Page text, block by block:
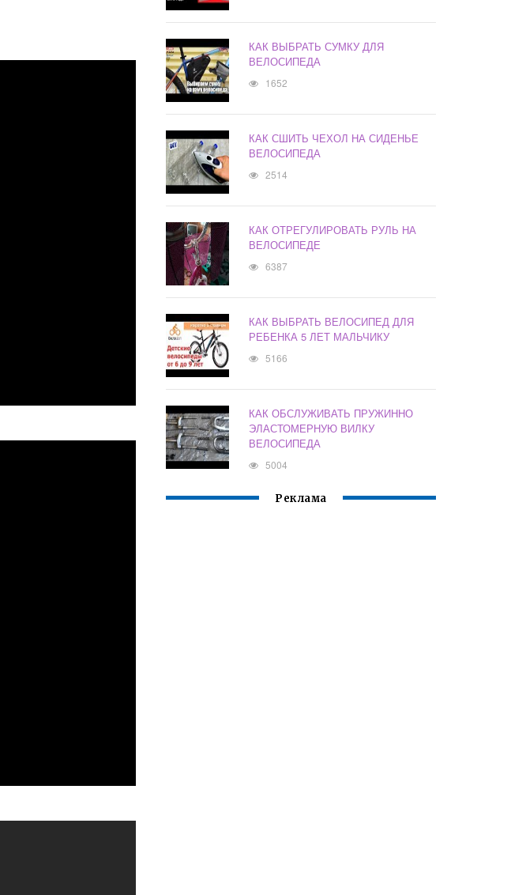
КАК ВЫБРАТЬ СУМКУ ДЛЯ
ВЕЛОСИПЕДА
1652
КАК СШИТЬ ЧЕХОЛ НА СИДЕНЬЕ
ВЕЛОСИПЕДА
2514
КАК ОТРЕГУЛИРОВАТЬ РУЛЬ НА
ВЕЛОСИПЕДЕ
6387
КАК ВЫБРАТЬ ВЕЛОСИПЕД ДЛЯ
РЕБЕНКА 5 ЛЕТ МАЛЬЧИКУ
5166
КАК ОБСЛУЖИВАТЬ ПРУЖИННО
ЭЛАСТОМЕРНУЮ ВИЛКУ
ВЕЛОСИПЕДА
5004
Реклама